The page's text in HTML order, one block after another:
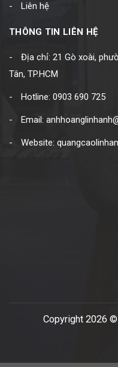
Liên hệ
THÔNG TIN LIÊN HỆ
Địa chỉ: 21 Gò xoài,
Tân, TP.HCM
Hotline: 0903 690 725
Email:
Website:
Copyright 2026 ©